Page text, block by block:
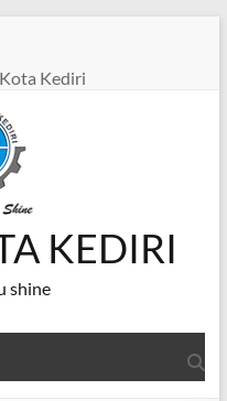
Kediri
KEDIRI
shine